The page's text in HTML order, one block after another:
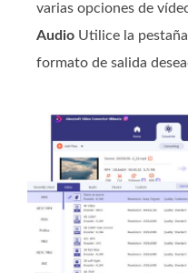
varias opciones de
Audio Utilice la
formato de salida